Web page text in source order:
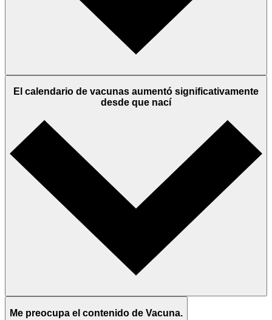
El calendario de vacunas aumentó significativamente
desde que nací
Me preocupa el contenido de Vacuna.